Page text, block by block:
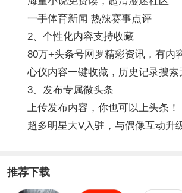
一手体育新闻 热辣赛事点评
2、个性化内容支持收藏
80万+头条号网罗精彩资讯，有内
心仪内容一键收藏，历史记录搜索
3、发布专属微头条
上传发布内容，你也可以上头条！
超多明星大V入驻，与偶像互动升
推荐下载